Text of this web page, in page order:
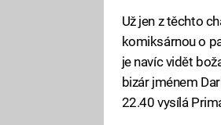
Už jen z těchto
komiksárnou o
je navíc vidět
bizár jménem
22.40 vysílá